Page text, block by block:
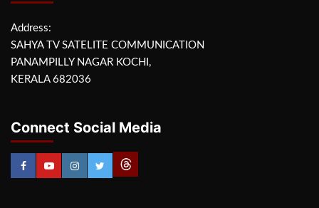
Address:
SAHYA TV SATELITE COMMUNICATION
PANAMPILLY NAGAR KOCHI,
KERALA 682036
Connect Social Media